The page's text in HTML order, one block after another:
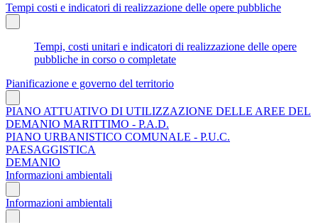
Tempi costi e indicatori di realizzazione delle opere pubbliche
Tempi, costi unitari e indicatori di realizzazione delle opere
pubbliche in corso o completate
Pianificazione e governo del territorio
PIANO ATTUATIVO DI UTILIZZAZIONE DELLE AREE DEL
DEMANIO MARITTIMO - P.A.D.
PIANO URBANISTICO COMUNALE - P.U.C.
PAESAGGISTICA
DEMANIO
Informazioni ambientali
Informazioni ambientali